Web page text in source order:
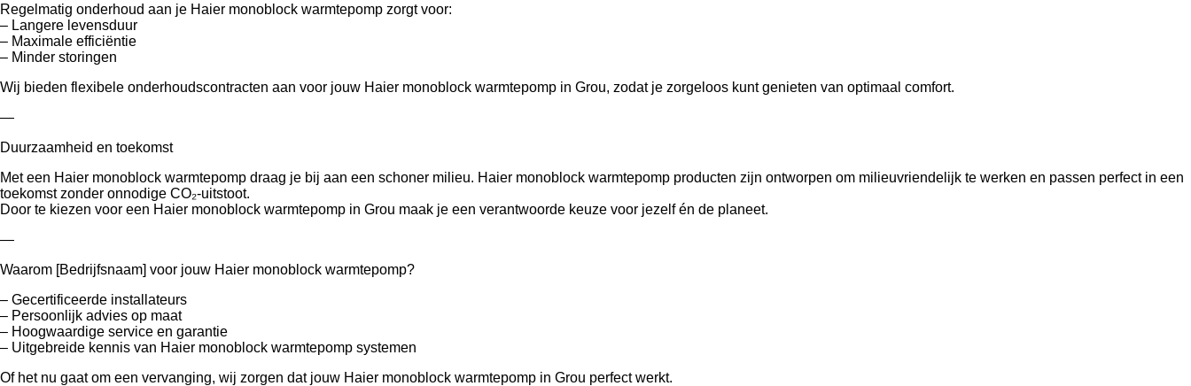
Regelmatig onderhoud aan je Haier monoblock warmtepomp zorgt voor:
– Langere levensduur
– Maximale efficiëntie
– Minder storingen
Wij bieden flexibele onderhoudscontracten aan voor jouw Haier monoblock warmtepomp in Grou, zodat je zorgeloos kunt genieten van optimaal comfort.
—
Duurzaamheid en toekomst
Met een Haier monoblock warmtepomp draag je bij aan een schoner milieu. Haier monoblock warmtepomp producten zijn ontworpen om milieuvriendelijk te werken en passen perfect in een
toekomst zonder onnodige CO₂-uitstoot.
Door te kiezen voor een Haier monoblock warmtepomp in Grou maak je een verantwoorde keuze voor jezelf én de planeet.
—
Waarom [Bedrijfsnaam] voor jouw Haier monoblock warmtepomp?
– Gecertificeerde installateurs
– Persoonlijk advies op maat
– Hoogwaardige service en garantie
– Uitgebreide kennis van Haier monoblock warmtepomp systemen
Of het nu gaat om een vervanging, wij zorgen dat jouw Haier monoblock warmtepomp in Grou perfect werkt.